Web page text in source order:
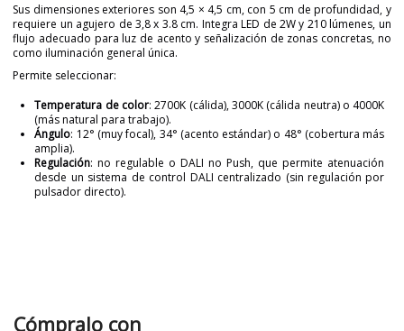
Sus dimensiones exteriores son 4,5 × 4,5 cm, con 5 cm de profundidad, y
requiere un agujero de 3,8 x 3.8 cm. Integra LED de 2W y 210 lúmenes, un
flujo adecuado para luz de acento y señalización de zonas concretas, no
como iluminación general única.
Permite seleccionar:
Temperatura de color: 2700K (cálida), 3000K (cálida neutra) o 4000K
(más natural para trabajo).
Ángulo: 12° (muy focal), 34° (acento estándar) o 48° (cobertura más
amplia).
Regulación: no regulable o DALI no Push, que permite atenuación
desde un sistema de control DALI centralizado (sin regulación por
pulsador directo).
Cómpralo con